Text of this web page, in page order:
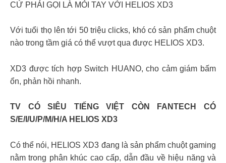
CỨ PHẢI GỌI LÀ MỎI TAY VỚI HELIOS XD3
Với tuổi thọ lên tới 50 triệu clicks, khó có sản phẩm chuột
nào trong tầm giá có thể vượt qua được HELIOS XD3.
XD3 được tích hợp Switch HUANO, cho cảm giám bấm
ổn, phản hồi nhanh.
TV CÓ SIÊU TIẾNG VIỆT CÒN FANTECH CÓ
S/E/I/U/P/M/H/A HELIOS XD3
Có thể nói, HELIOS XD3 đang là sản phẩm chuột gaming
nằm trong phân khúc cao cấp, dẫn đầu về hiệu năng và